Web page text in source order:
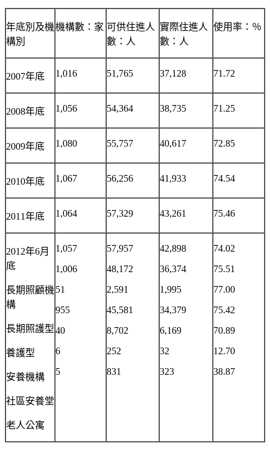
年底別及機
構別
機構數：家 可供住進人
數：人
實際住進人
數：人
使用率：％
2007年底 1,016 51,765 37,128 71.72
2008年底 1,056 54,364 38,735 71.25
2009年底 1,080 55,757 40,617 72.85
2010年底 1,067 56,256 41,933 74.54
2011年底 1,064 57,329 43,261 75.46
2012年6月
底
長期照顧機
構
長期照護型
養護型
安養機構
社區安養堂
老人公寓
1,057
1,006
51
955
40
6
5
57,957
48,172
2,591
45,581
8,702
252
831
42,898
36,374
1,995
34,379
6,169
32
323
74.02
75.51
77.00
75.42
70.89
12.70
38.87